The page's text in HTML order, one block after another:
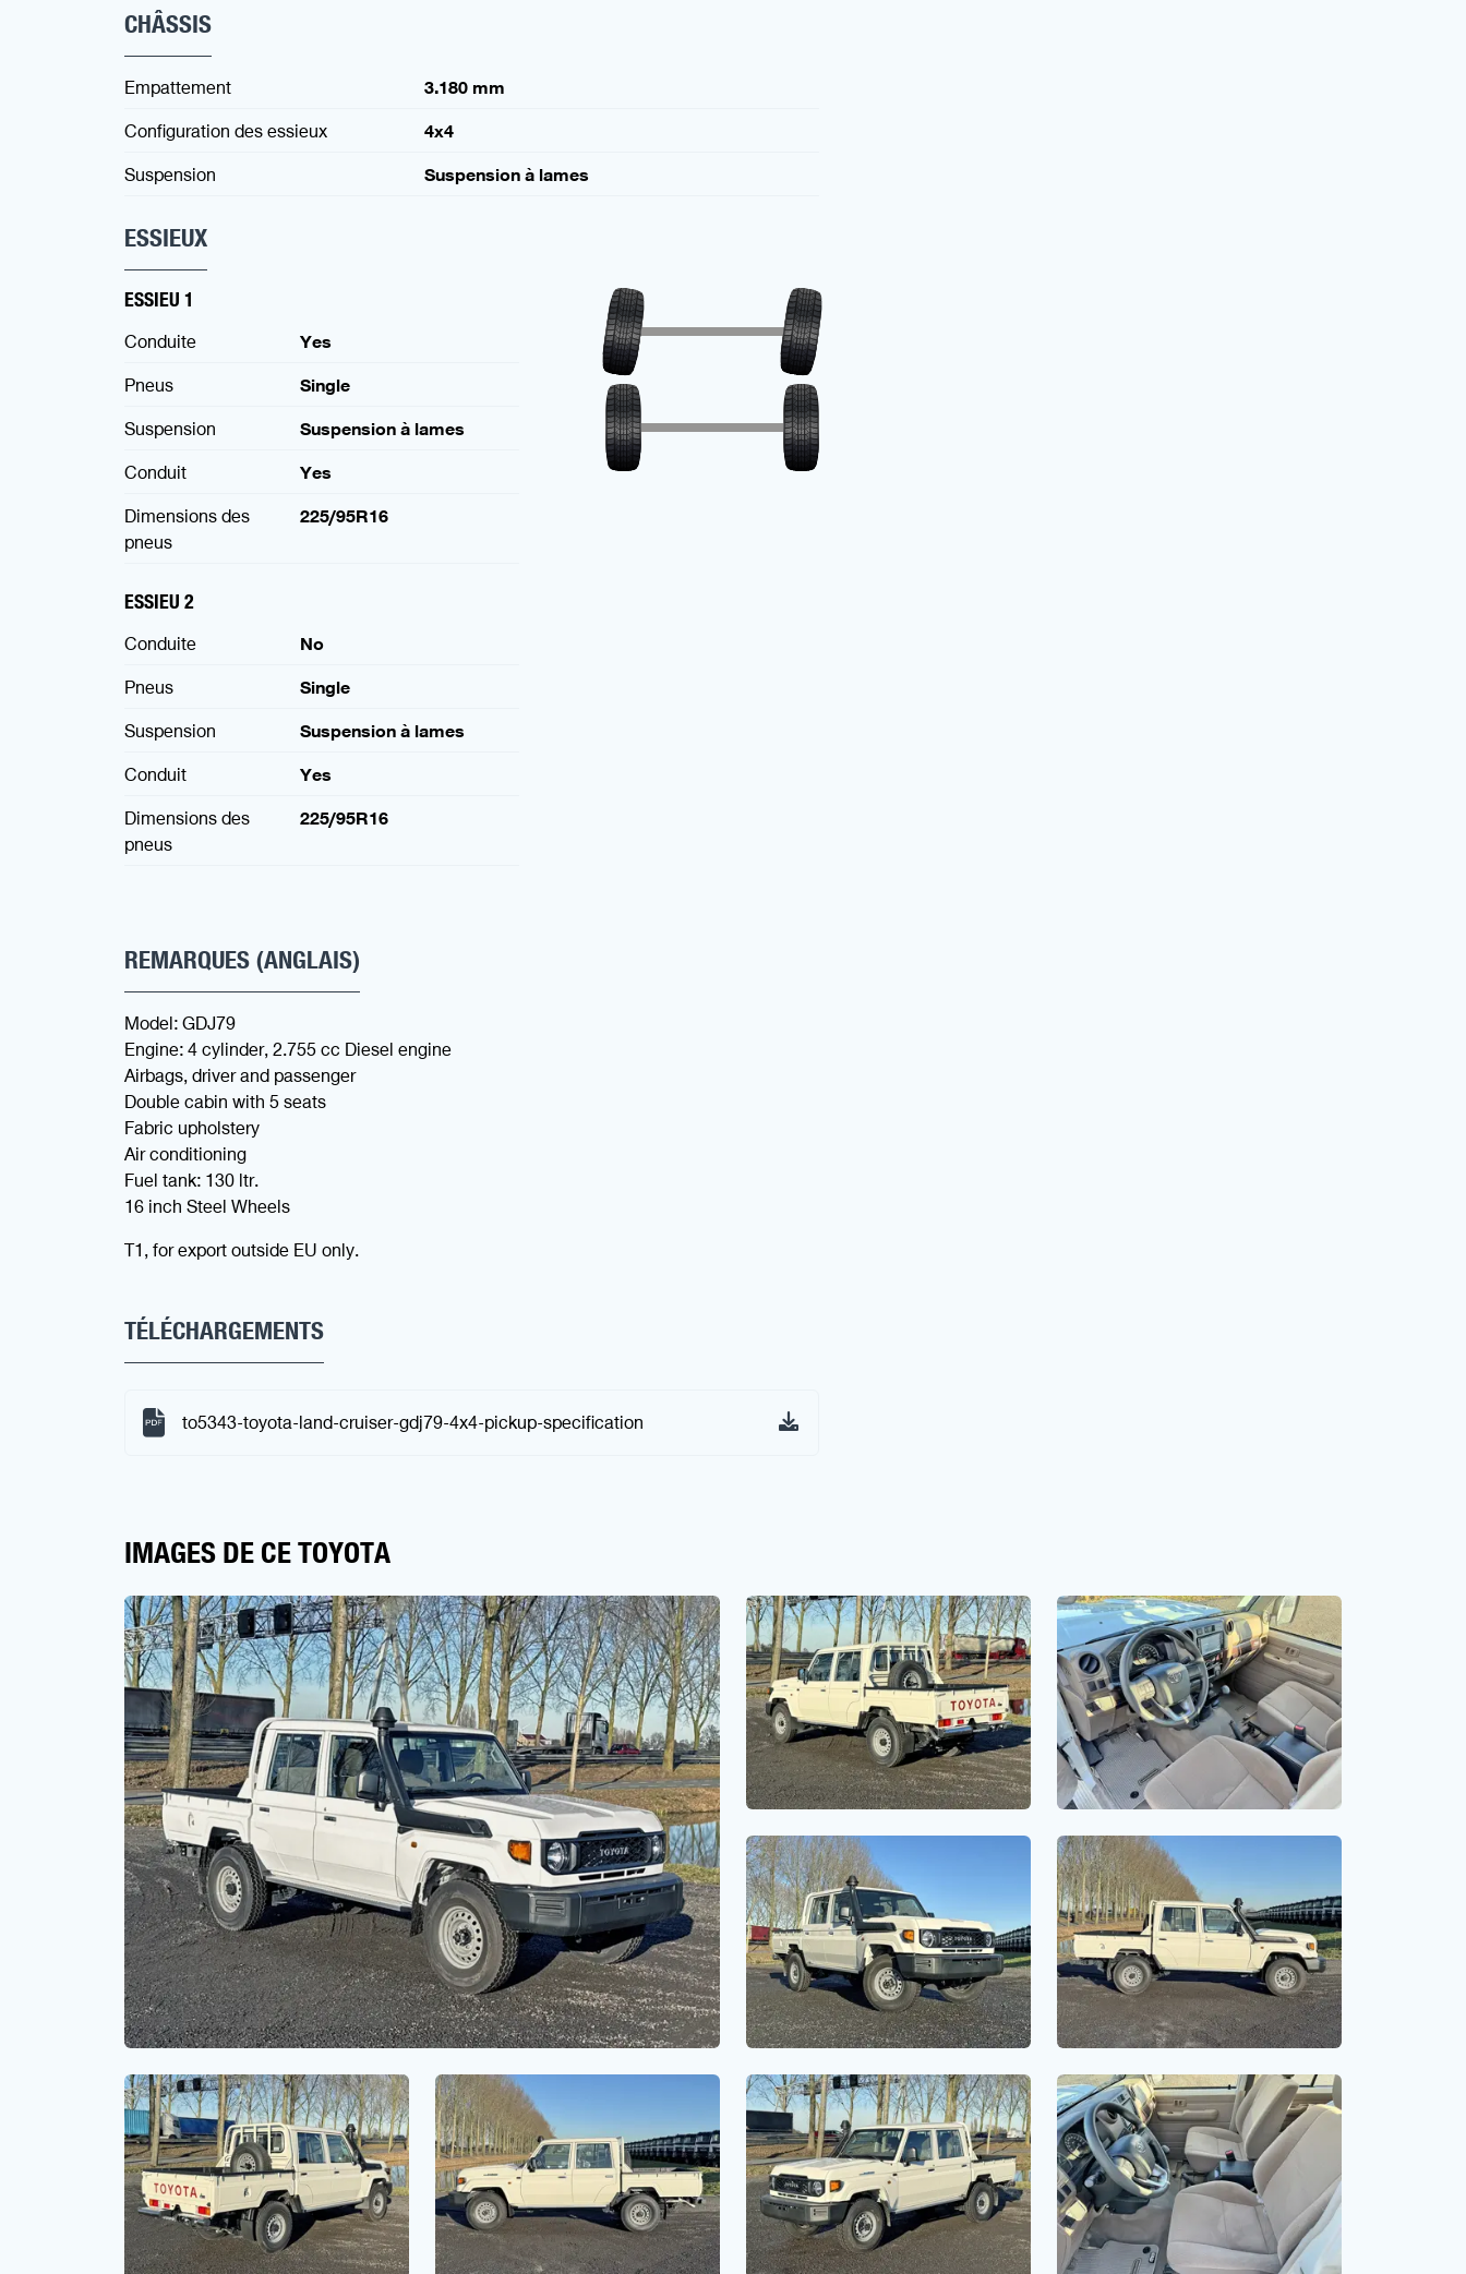
CHÂSSIS
Empattement
3.180 mm
Configuration des essieux
4x4
Suspension
Suspension à lames
ESSIEUX
ESSIEU 1
Conduite
Yes
Pneus
Single
Suspension
Suspension à lames
Conduit
Yes
Dimensions des
pneus
225/95R16
ESSIEU 2
Conduite
No
Pneus
Single
Suspension
Suspension à lames
Conduit
Yes
Dimensions des
pneus
225/95R16
REMARQUES (ANGLAIS)
Model: GDJ79
Engine: 4 cylinder, 2.755 cc Diesel engine
Airbags, driver and passenger
Double cabin with 5 seats
Fabric upholstery
Air conditioning
Fuel tank: 130 ltr.
16 inch Steel Wheels
T1, for export outside EU only.
TÉLÉCHARGEMENTS
to5343-toyota-land-cruiser-gdj79-4x4-pickup-specification
IMAGES DE CE TOYOTA